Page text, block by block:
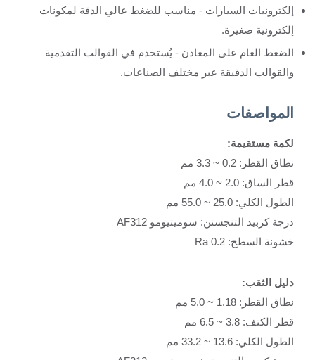
إلكترونيات السيارات - مناسب للضغط عالي الدقة لمكونات
إلكترونية صغيرة.
الضغط العام على المعادن - يُستخدم في القوالب التقدمية
والقوالب الدقيقة عبر مختلف الصناعات.
المواصفات
لكمة مستقيمة:
نطاق القطر: 0.2 ~ 3.3 مم
قطر الساق: 2.0 ~ 4.0 مم
الطول الكلي: 25.0 ~ 55.0 مم
درجة كربيد التنجستن: سوميتيومو AF312
خشونة السطح: Ra 0.2
دليل الثقب:
نطاق القطر: 1.18 ~ 5.0 مم
قطر الكتف: 3.8 ~ 6.5 مم
الطول الكلي: 13.6 ~ 33.2 مم